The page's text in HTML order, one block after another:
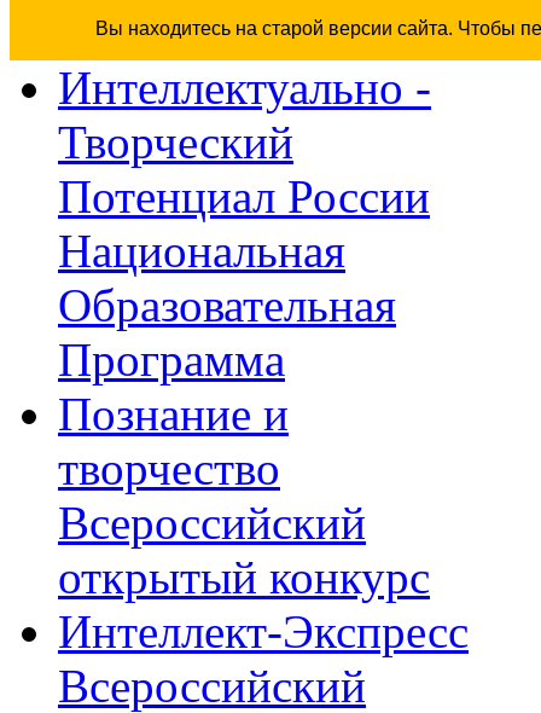
Вы находитесь на старой версии сайта. Чтобы
Интеллектуально -
Творческий
Потенциал России
Национальная
Образовательная
Программа
Познание и
творчество
Всероссийский
открытый конкурс
Интеллект-Экспресс
Всероссийский